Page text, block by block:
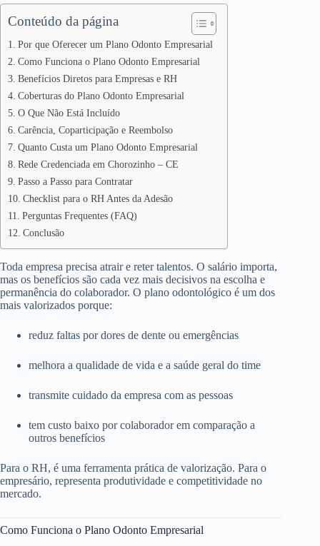
Conteúdo da página
Por que Oferecer um Plano Odonto Empresarial
Como Funciona o Plano Odonto Empresarial
Benefícios Diretos para Empresas e RH
Coberturas do Plano Odonto Empresarial
O Que Não Está Incluído
Carência, Coparticipação e Reembolso
Quanto Custa um Plano Odonto Empresarial
Rede Credenciada em Chorozinho – CE
Passo a Passo para Contratar
Checklist para o RH Antes da Adesão
Perguntas Frequentes (FAQ)
Conclusão
Toda empresa precisa atrair e reter talentos. O salário importa,
mas os benefícios são cada vez mais decisivos na escolha e
permanência do colaborador. O plano odontológico é um dos
mais valorizados porque:
reduz faltas por dores de dente ou emergências
melhora a qualidade de vida e a saúde geral do time
transmite cuidado da empresa com as pessoas
tem custo baixo por colaborador em comparação a
outros benefícios
Para o RH, é uma ferramenta prática de valorização. Para o
empresário, representa produtividade e competitividade no
mercado.
Como Funciona o Plano Odonto Empresarial